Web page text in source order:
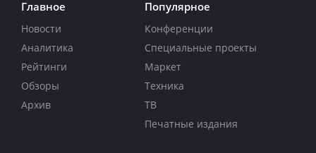
Главное
Новости
Аналитика
Рейтинги
Обзоры
Архив
Популярное
Конференции
Специальные проекты
Маркет
Техника
ТВ
Печатные издания